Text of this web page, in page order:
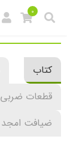
0
کتاب
قطعات ضربی
ضیافت امجد